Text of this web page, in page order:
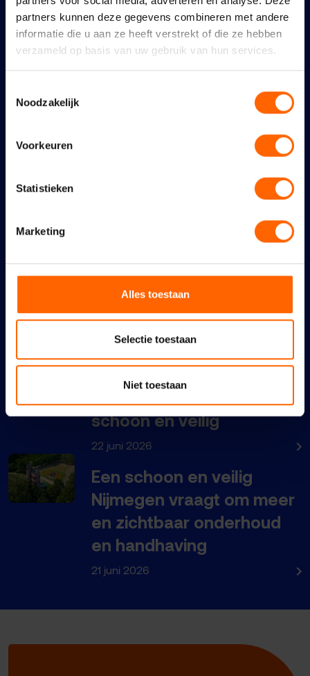
partners kunnen deze gegevens combineren met andere
informatie die u aan ze heeft verstrekt of die ze hebben
verzameld op basis van uw gebruik van hun services.
Noodzakelijk
Voorkeuren
Statistieken
Marketing
Alles toestaan
Selectie toestaan
Niet toestaan
Een geweldig feest verdient
6 augustus 2026
Maidenspeech Dennis
Walraven
10 juli 2026
schoon en veilig
22 juni 2026
Een schoon en veilig
Nijmegen vraagt om meer
en zichtbaar onderhoud
en handhaving
21 juni 2026